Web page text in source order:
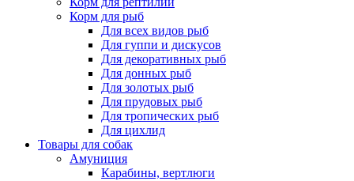
Корм для рыб
Для всех видов рыб
Для гуппи и дискусов
Для декоративных рыб
Для донных рыб
Для золотых рыб
Для прудовых рыб
Для тропических рыб
Для цихлид
Товары для собак
Амуниция
Карабины, вертлюги